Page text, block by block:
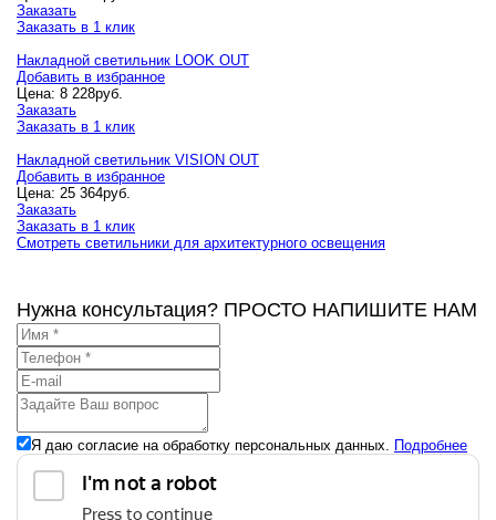
Заказать
Заказать в 1 клик
Накладной светильник LOOK OUT
Добавить в избранное
Цена: 8 228руб.
Заказать
Заказать в 1 клик
Накладной светильник VISION OUT
Добавить в избранное
Цена: 25 364руб.
Заказать
Заказать в 1 клик
Смотреть светильники для архитектурного освещения
Нужна консультация? ПРОСТО НАПИШИТЕ НАМ
Я даю согласие на обработку персональных данных. Подробнее